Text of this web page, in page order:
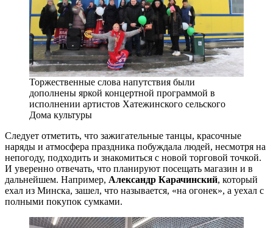
Торжественные слова напутствия были
дополнены яркой концертной программой в
исполнении артистов Хатежинского сельского
Дома культуры
Следует отметить, что зажигательные танцы, красочные
наряды и атмосфера праздника побуждала людей, несмотря на
непогоду, подходить и знакомиться с новой торговой точкой.
И уверенно отвечать, что планируют посещать магазин и в
дальнейшем. Например, Александр Карачинский, который
ехал из Минска, зашел, что называется, «на огонек», а уехал с
полными покупок сумками.